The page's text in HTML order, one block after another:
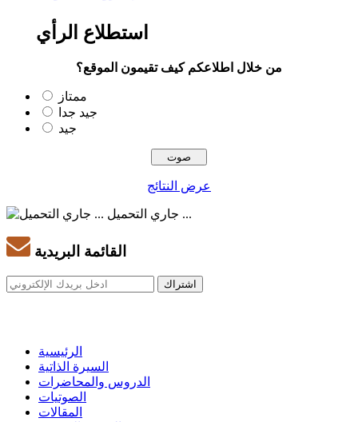
استطلاع الرأي
من خلال اطلاعكم كيف تقيمون الموقع؟
ممتاز
جيد جدا
جيد
عرض النتائج
جاري التحميل ...
القائمة البريدية
الرئيسية
السيرة الذاتية
الدروس والمحاضرات
الصوتيات
المقالات